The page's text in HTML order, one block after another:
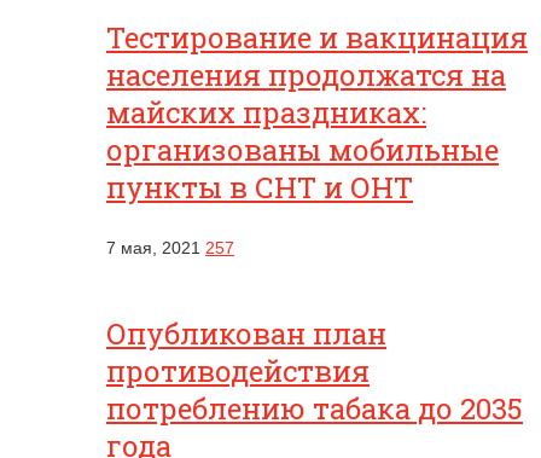
Тестирование и вакцинация
населения продолжатся на
майских праздниках:
организованы мобильные
пункты в СНТ и ОНТ
7 мая, 2021 257
Опубликован план
противодействия
потреблению табака до 2035
года